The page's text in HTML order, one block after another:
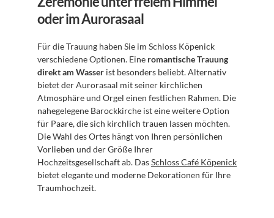
oder im Aurorasaal
Für die Trauung haben Sie im Schloss Köpenick
verschiedene Optionen. Eine romantische Trauung
direkt am Wasser ist besonders beliebt. Alternativ
bietet der Aurorasaal mit seiner kirchlichen
Atmosphäre und Orgel einen festlichen Rahmen. Die
nahegelegene Barockkirche ist eine weitere Option
für Paare, die sich kirchlich trauen lassen möchten.
Die Wahl des Ortes hängt von Ihren persönlichen
Vorlieben und der Größe Ihrer
Hochzeitsgesellschaft ab. Das Schloss Café Köpenick
bietet elegante und moderne Dekorationen für Ihre
Traumhochzeit.